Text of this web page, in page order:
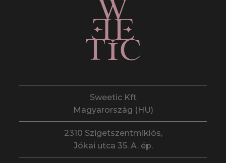
Sweetic Kft
Magyarország (HU)
2310 Szigetszentmiklós,
Jókai utca 35. A. ép.